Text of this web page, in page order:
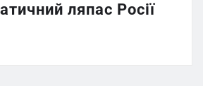
ляпас Росії